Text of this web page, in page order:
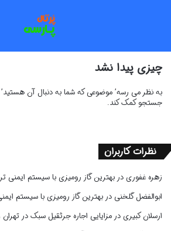
چیزی پیدا نشد
به نظر می رسه’ موضوعی که شما به دنبال آن
جستجو کمک کند.
نظرات کاربران
زهره غفوریدر بهترین گاز رومیزی با سیستم ایمنی
ابوالفضل گلخنی در بهترین گاز رومیزی با سیستم
ارسلان کبیریدر مزایایی اجاره جرثقیل سبک در تهران و کرج